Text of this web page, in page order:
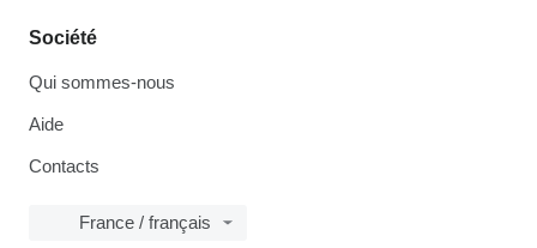
Société
Qui sommes-nous
Aide
Contacts
France / français